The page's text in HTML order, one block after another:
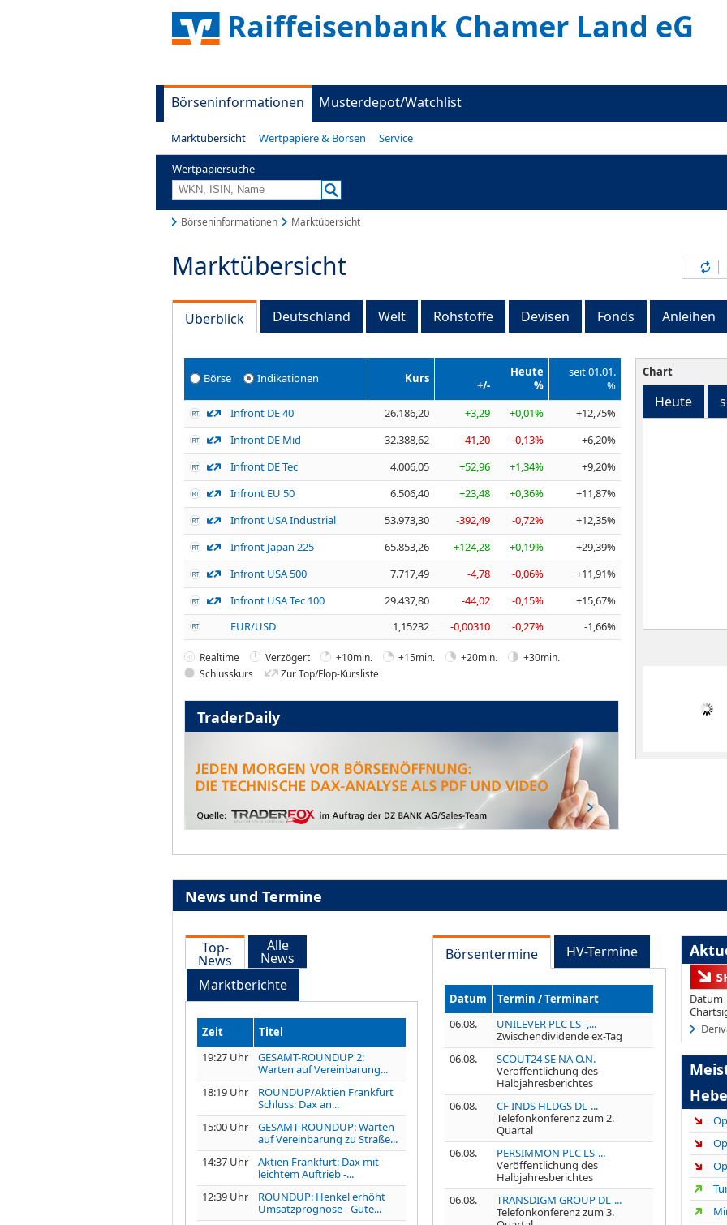
Raiffeisenbank Chamer Land eG
Börseninformationen Musterdepot/Watchlist
Marktübersicht Wertpapiere & Börsen Service
Wertpapiersuche
Börseninformationen Marktübersicht
Marktübersicht
Überblick Deutschland Welt Rohstoffe Devisen Fonds Anleihen
Börse Indikationen Kurs Heute
seit 01.01.
+/-
%
%
Infront DE 40
26.186,20 +3,29 +0,01%
+12,75%
Infront DE Mid
32.388,62 -41,20 -0,13%
+6,20%
Infront DE Tec
4.006,05 +52,96 +1,34%
+9,20%
Infront EU 50
6.506,40 +23,48 +0,36%
+11,87%
Infront USA Industrial
53.973,30 -392,49 -0,72%
+12,35%
Infront Japan 225
65.853,26 +124,28 +0,19%
+29,39%
Infront USA 500
7.717,49 -4,78 -0,06%
+11,91%
Infront USA Tec 100
29.437,80 -44,02 -0,15%
+15,67%
EUR/USD
1,15232 -0,00310 -0,27% -1,66%
Realtime Verzögert +10min. +15min. +20min.
+30min.
Schlusskurs
Zur Top/Flop-Kursliste
TraderDaily
Chart
Heute
News und Termine
Top-
News
Alle
News
Marktberichte
Zeit
Titel
19:27 Uhr
GESAMT-ROUNDUP 2:
Warten auf Vereinbarung...
18:19 Uhr
ROUNDUP/Aktien Frankfurt
Schluss: Dax an...
15:00 Uhr
GESAMT-ROUNDUP: Warten
auf Vereinbarung zu Straße...
14:37 Uhr
Aktien Frankfurt: Dax mit
leichtem Auftrieb -...
12:39 Uhr
ROUNDUP: Henkel erhöht
Umsatzprognose - Gute...
Börsentermine HV-Termine
Datum
Termin / Terminart
06.08.
UNILEVER PLC LS -,...
Zwischendividende ex-Tag
06.08.
SCOUT24 SE NA O.N.
Veröffentlichung des
Halbjahresberichtes
06.08.
CF INDS HLDGS DL-...
Telefonkonferenz zum 2.
Quartal
06.08.
PERSIMMON PLC LS-...
Veröffentlichung des
Halbjahresberichtes
06.08.
TRANSDIGM GROUP DL-...
Telefonkonferenz zum 3.
Datum